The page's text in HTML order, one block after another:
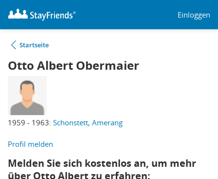
Einloggen
Startseite
Otto Albert Obermaier
1959 - 1963: Schonstett, Amerang
Profil melden
Melden Sie sich kostenlos an, um mehr
über Otto Albert zu erfahren: